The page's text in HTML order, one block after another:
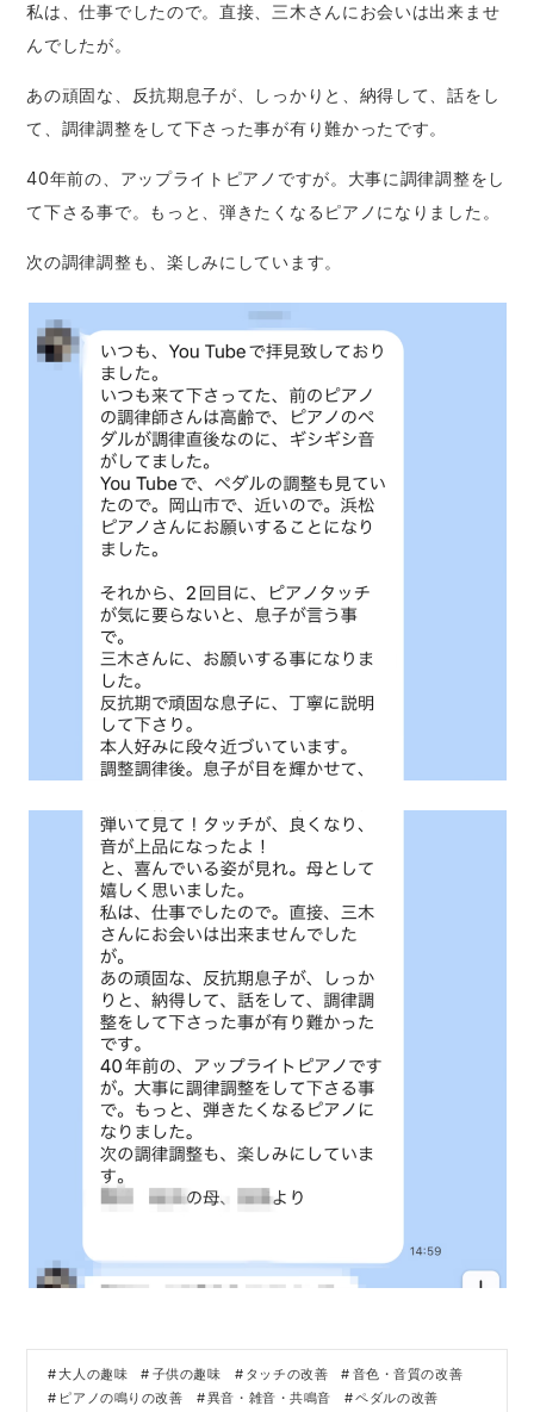
私は、仕事でしたので。直接、三木さんにお会いは出来ませ
んでしたが。
あの頑固な、反抗期息子が、しっかりと、納得して、話をし
て、調律調整をして下さった事が有り難かったです。
40年前の、アップライトピアノですが。大事に調律調整をし
て下さる事で。もっと、弾きたくなるピアノになりました。
次の調律調整も、楽しみにしています。
大人の趣味 子供の趣味 タッチの改善
音色・音質の改善
ピアノの鳴りの改善
異音・雑音・共鳴音 ペダルの改善